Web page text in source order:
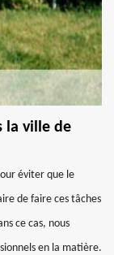
la ville de
éviter que le
de faire ces tâches
ce cas, nous
en la matière.